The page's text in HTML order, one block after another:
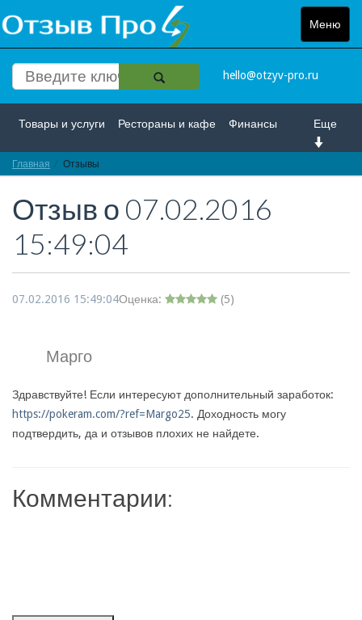
Меню
Toggle
hello@otzyv-pro.ru
Еще
Товары и услуги Рестораны и кафе Финансы
Красота и здоровье
Интернет Путешествие и отдых Транспорт
Недвижимость Работа
Главная Отзывы
Отзыв о 07.02.2016
15:49:04
07.02.2016 15:49:04Оценка: (5)
Марго
Здравствуйте! Если интересуют дополнительный заработок:
https://pokeram.com/?ref=Margo25. Доходность могу
подтвердить, да и отзывов плохих не найдете.
Комментарии: